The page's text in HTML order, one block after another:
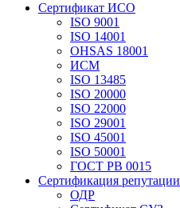
Сертификат ИСО
ISO 9001
ISO 14001
OHSAS 18001
ИСМ
ISO 13485
ISO 20000
ISO 22000
ISO 29001
ISO 45001
ISO 50001
ГОСТ РВ 0015
Сертификация репутации
ОДР